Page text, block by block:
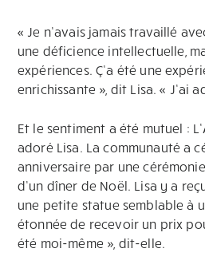
« Je n’avais jamais travaillé
une déficience intellectuelle,
expériences. Ç’a été une
enrichissante », dit Lisa. « J’ai
Et le sentiment a été mutuel :
adoré Lisa. La communauté a
anniversaire par une
d’un dîner de Noël. Lisa y a
une petite statue semblable à
étonnée de recevoir un prix
été moi-même », dit-elle.